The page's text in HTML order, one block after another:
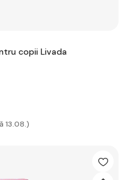
copii Livada
13.08.)